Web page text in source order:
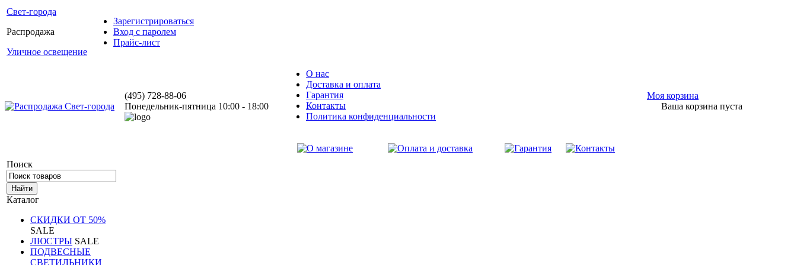
Свет-города
Распродажа
Уличное освещение
Зарегистрироваться
Вход с паролем
Прайс-лист
(495) 728-88-06
Понедельник-пятница 10:00 - 18:00
О нас
Доставка и оплата
Гарантия
Контакты
Политика конфиденциальности
Моя корзина
Ваша корзина пуста
Поиск
Каталог
СКИДКИ ОТ 50%
SALE
ЛЮСТРЫ SALE
ПОДВЕСНЫЕ
СВЕТИЛЬНИКИ